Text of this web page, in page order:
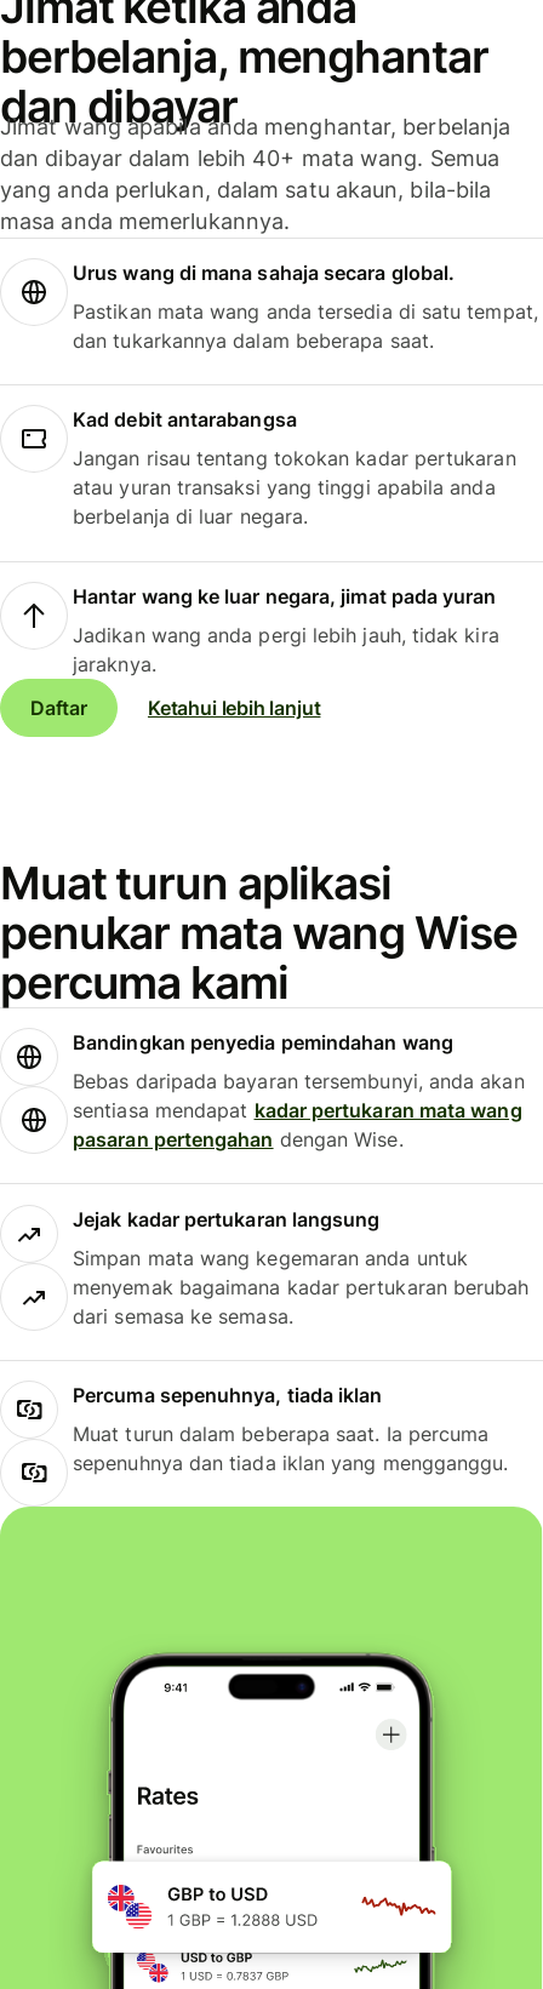
berbelanja, menghantar
dan dibayar
Jimat wang apabila anda menghantar, berbelanja
dan dibayar dalam lebih 40+ mata wang. Semua
yang anda perlukan, dalam satu akaun, bila-bila
masa anda memerlukannya.
Urus wang di mana sahaja secara global.
Pastikan mata wang anda tersedia di satu tempat,
dan tukarkannya dalam beberapa saat.
Kad debit antarabangsa
Jangan risau tentang tokokan kadar pertukaran
atau yuran transaksi yang tinggi apabila anda
berbelanja di luar negara.
Hantar wang ke luar negara, jimat pada yuran
Jadikan wang anda pergi lebih jauh, tidak kira
jaraknya.
Daftar
Ketahui lebih lanjut
Muat turun aplikasi
penukar mata wang Wise
percuma kami
Bandingkan penyedia pemindahan wang
Bebas daripada bayaran tersembunyi, anda akan
sentiasa mendapat kadar pertukaran mata wang
pasaran pertengahan dengan Wise.
Jejak kadar pertukaran langsung
Simpan mata wang kegemaran anda untuk
menyemak bagaimana kadar pertukaran berubah
dari semasa ke semasa.
Percuma sepenuhnya, tiada iklan
Muat turun dalam beberapa saat. Ia percuma
sepenuhnya dan tiada iklan yang mengganggu.